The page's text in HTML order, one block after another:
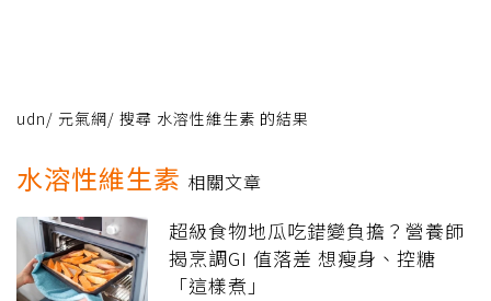
udn/ 元氣網/ 搜尋 水溶性維生素 的結果
水溶性維生素 相關文章
超級食物地瓜吃錯變負擔？營養師
揭烹調GI 值落差 想瘦身、控糖
「這樣煮」